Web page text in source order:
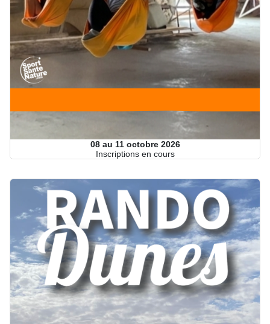
08 au 11 octobre 2026
Inscriptions en cours